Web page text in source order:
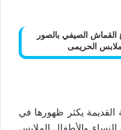
أنواع القماش الصيفي بالصور
الحريمى
القديمة يكثر ظهورها في
والأطفال الملابس